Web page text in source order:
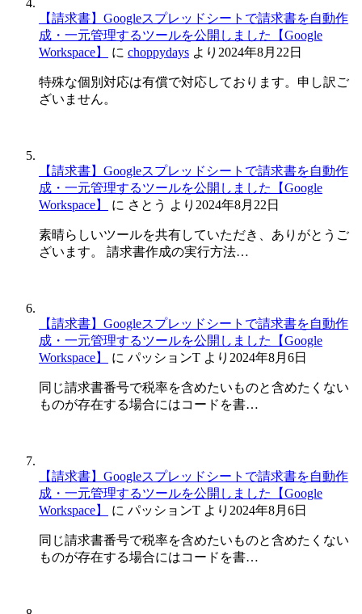
【請求書】Googleスプレッドシートで請求書を自動作
成・一元管理するツールを公開しました【Google
Workspace】
に choppydays より 2024年8月22日
特殊な個別対応は有償で対応しております。申し訳ご
ざいません。
【請求書】Googleスプレッドシートで請求書を自動作
成・一元管理するツールを公開しました【Google
Workspace】
に さとう より 2024年8月22日
素晴らしいツールを共有していただき、ありがとうご
ざいます。 請求書作成の実行方法…
【請求書】Googleスプレッドシートで請求書を自動作
成・一元管理するツールを公開しました【Google
Workspace】
に パッションT より 2024年8月6日
同じ請求書番号で税率を含めたいものと含めたくない
ものが存在する場合にはコードを書…
【請求書】Googleスプレッドシートで請求書を自動作
成・一元管理するツールを公開しました【Google
Workspace】
に パッションT より 2024年8月6日
同じ請求書番号で税率を含めたいものと含めたくない
ものが存在する場合にはコードを書…